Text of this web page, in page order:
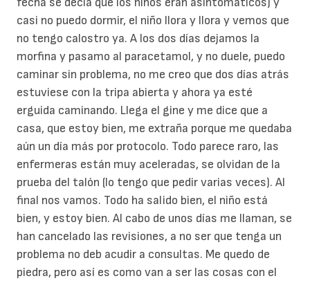
casi no puedo dormir, el niño llora y llora y vemos que
no tengo calostro ya. A los dos días dejamos la
morfina y pasamo al paracetamol, y no duele, puedo
caminar sin problema, no me creo que dos días atrás
estuviese con la tripa abierta y ahora ya esté
erguida caminando. Llega el gine y me dice que a
casa, que estoy bien, me extraña porque me quedaba
aún un día más por protocolo. Todo parece raro, las
enfermeras están muy aceleradas, se olvidan de la
prueba del talón (lo tengo que pedir varias veces). Al
final nos vamos. Todo ha salido bien, el niño está
bien, y estoy bien. Al cabo de unos días me llaman, se
han cancelado las revisiones, a no ser que tenga un
problema no deb acudir a consultas. Me quedo de
piedra, pero así es como van a ser las cosas con el